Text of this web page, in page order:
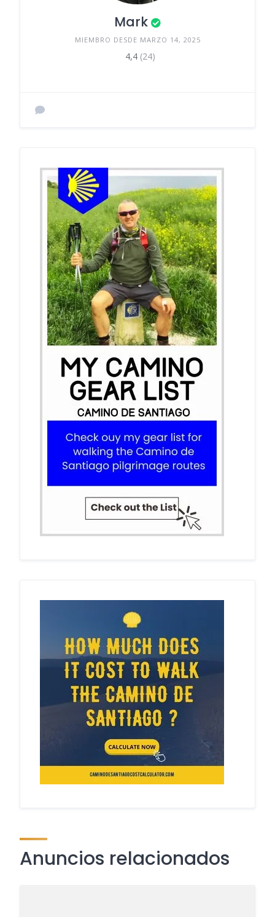
Mark
MIEMBRO DESDE MARZO 14, 2025
4,4 (24)
Anuncios relacionados